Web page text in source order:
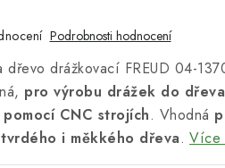
Podrobnosti hodnocení
dřevo drážkovací FREUD 04-
pro výrobu drážek do
CNC strojích. Vhodná
i měkkého dřeva. Více